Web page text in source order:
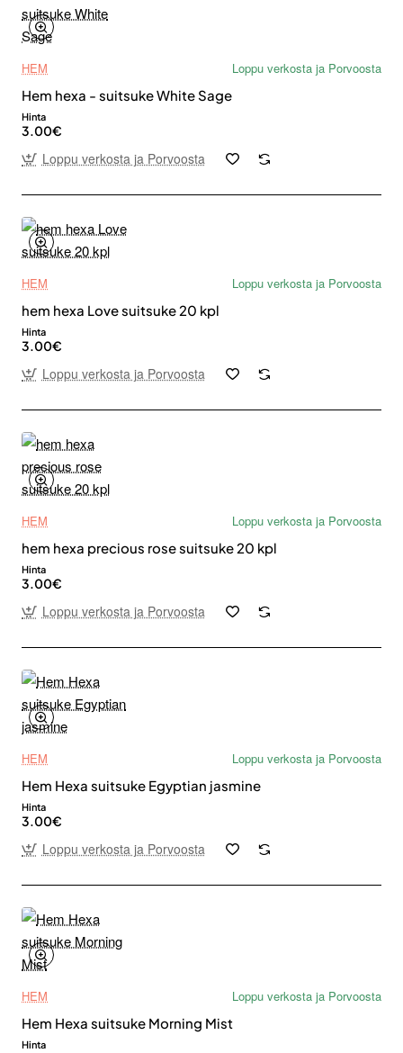
HEM
Loppu verkosta ja Porvoosta
Hem hexa - suitsuke White Sage
Hinta
3.00€
Loppu verkosta ja Porvoosta
HEM
Loppu verkosta ja Porvoosta
hem hexa Love suitsuke 20 kpl
Hinta
3.00€
Loppu verkosta ja Porvoosta
HEM
Loppu verkosta ja Porvoosta
hem hexa precious rose suitsuke 20 kpl
Hinta
3.00€
Loppu verkosta ja Porvoosta
HEM
Loppu verkosta ja Porvoosta
Hem Hexa suitsuke Egyptian jasmine
Hinta
3.00€
Loppu verkosta ja Porvoosta
HEM
Loppu verkosta ja Porvoosta
Hem Hexa suitsuke Morning Mist
Hinta